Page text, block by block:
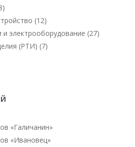
(12)
электрооборудование (27)
(РТИ) (7)
«Галичанин»
«Ивановец»